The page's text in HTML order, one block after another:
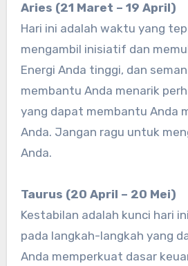
Aries (21 Maret – 19 April)
Hari ini adalah waktu yang
mengambil inisiatif dan
Energi Anda tinggi, dan
membantu Anda menarik
yang dapat membantu Anda
Anda. Jangan ragu untuk
Anda.
Taurus (20 April – 20 Mei)
Kestabilan adalah kunci hari
pada langkah-langkah yang
Anda memperkuat dasar